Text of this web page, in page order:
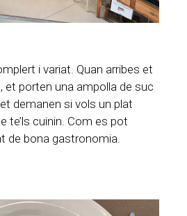
i variat. Quan arribes et
et porten una ampolla de suc
demanen si vols un plat
te’ls cuinin. Com es pot
de bona gastronomia.